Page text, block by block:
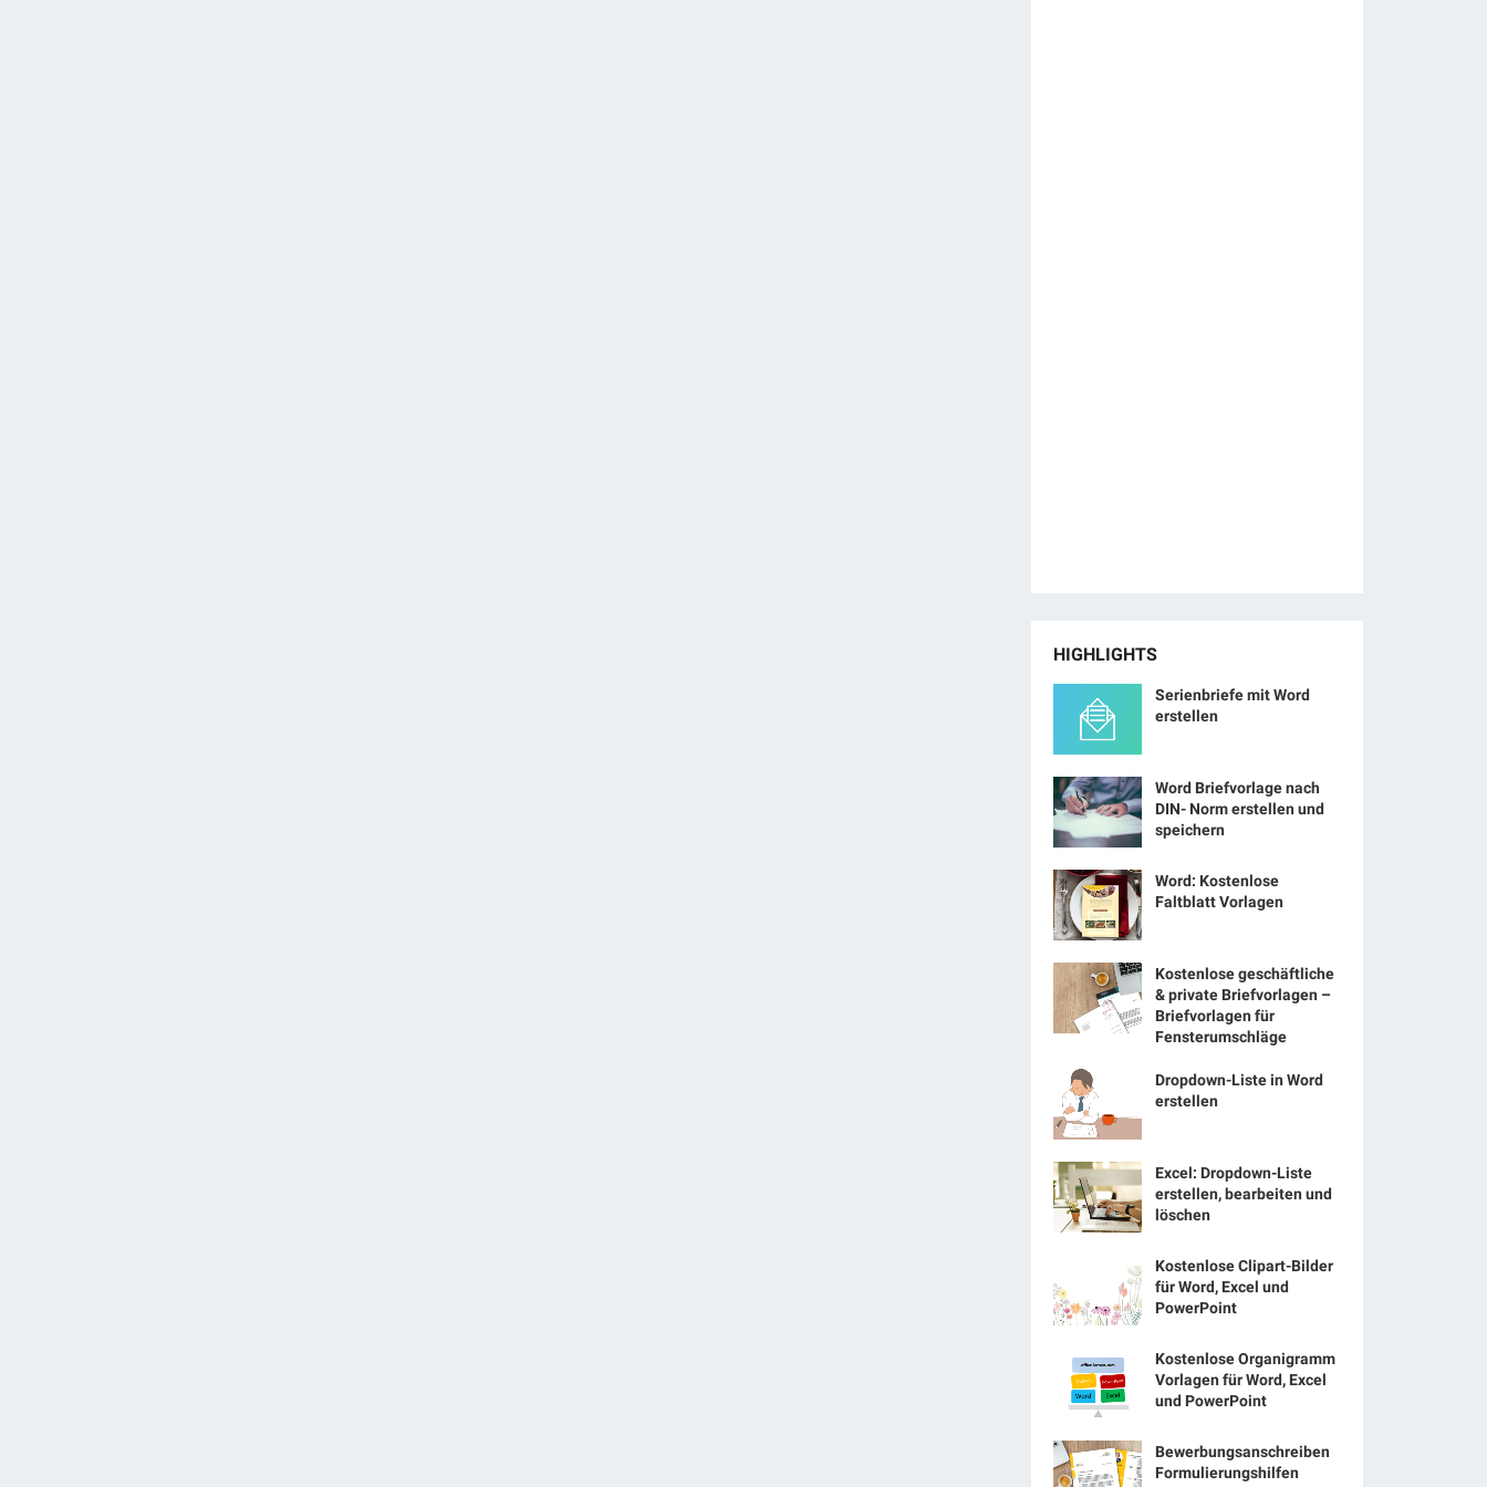
HIGHLIGHTS
Serienbriefe mit Word
erstellen
Word Briefvorlage nach
DIN- Norm erstellen und
speichern
Word: Kostenlose
Faltblatt Vorlagen
Kostenlose geschäftliche
& private Briefvorlagen –
Briefvorlagen für
Fensterumschläge
Dropdown-Liste in Word
erstellen
Excel: Dropdown-Liste
erstellen, bearbeiten und
löschen
Kostenlose Clipart-Bilder
für Word, Excel und
PowerPoint
Kostenlose Organigramm
Vorlagen für Word, Excel
und PowerPoint
Bewerbungsanschreiben
Formulierungshilfen